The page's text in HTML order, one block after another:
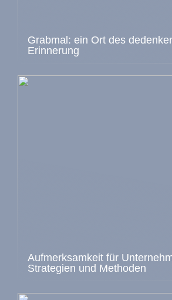
Grabmal: ein Ort des
Erinnerung
Aufmerksamkeit für
Strategien und Methoden